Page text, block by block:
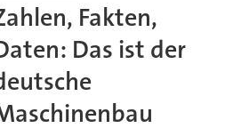
Fakten,
Das ist der